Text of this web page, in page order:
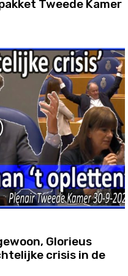
Tweede Kamer
Glorieus
crisis in de